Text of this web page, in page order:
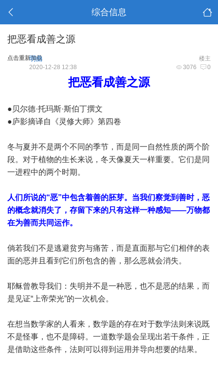
综合信息
把恶看成善之源
点击重新加载 楼主
明曲
3076 0
2020-12-28 12:38
把恶看成善之源
●贝尔德·托玛斯·斯伯丁撰文
●庐影摘译自《灵修大师》第四卷
冬与夏并不是两个不同的季节，而是同一自然性质的两个阶
段。对于植物的生长来说，冬天像夏天一样重要。它们是同
一进程中的两个时期。
人们所说的“恶”中包含着善的胚芽。当我们察觉到善时，恶
的概念就消失了，存留下来的只有这样一种感知——万物都
在为善而共同运作。
倘若我们不是逃避贫穷与痛苦，而是直面那与它们相伴的表
面的恶并且看到它们所包含的善，那么恶就会消失。
耶稣曾教导我们：失明并不是一种恶，也不是恶的结果，而
是见证“上帝荣光”的一次机会。
在想当数学家的人看来，数学题的存在对于数学法则来说既
不是怪事，也不是障碍。一道数学题会呈现出若干条件，正
是借助这些条件，法则可以得到运用并导向想要的结果。